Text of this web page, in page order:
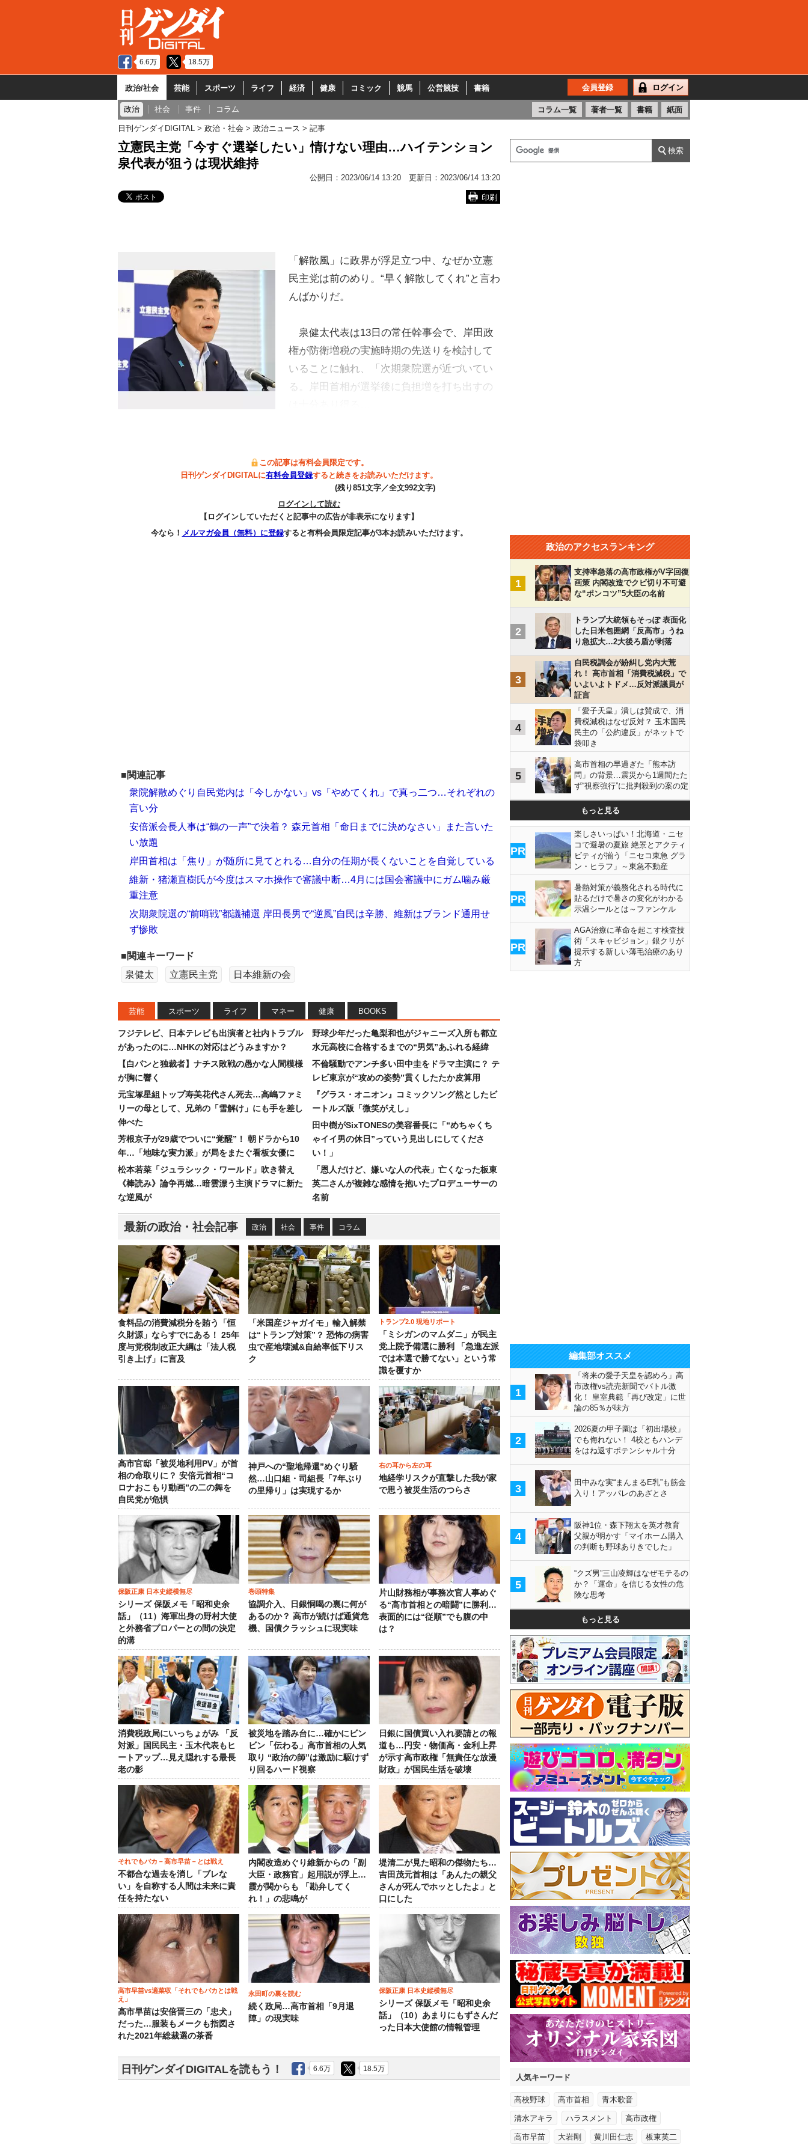
6.6万 18.5万
政治/社会 芸能 スポーツ ライフ 経済 健康 コミック 競馬 公営競技 書籍 会員登録 ログイン
政治 社会 事件 コラム コラム一覧 著者一覧 書籍 紙面
日刊ゲンダイDIGITAL 政治・社会 政治ニュース 記事
立憲民主党「今すぐ選挙したい」情けない理由…ハイテンション
泉代表が狙うは現状維持
公開日： 2023/06/14 13:20 更新日： 2023/06/14 13:20
印刷
「解散風」に政界が浮足立つ中、なぜか立憲
民主党は前のめり。“早く解散してくれ”と言わ
んばかりだ。
泉健太代表は13日の常任幹事会で、岸田政
権が防衛増税の実施時期の先送りを検討して
いることに触れ、「次期衆院選が近づいてい
る。岸田首相が選挙後に負担増を打ち出すの
この記事は有料会員限定です。
日刊ゲンダイDIGITALに有料会員登録すると続きをお読みいただけます。
(残り851文字／全文992文字)
ログインして読む
【ログインしていただくと記事中の広告が非表示になります】
今なら！ メルマガ会員（無料）に登録すると有料会員限定記事が3本お読みいただけます。
■関連記事
衆院解散めぐり自民党内は「今しかない」vs「やめてくれ」で真っ二つ…それぞれの
言い分
安倍派会長人事は“鶴の一声”で決着？ 森元首相「命日までに決めなさい」また言いた
い放題
岸田首相は「焦り」が随所に見てとれる…自分の任期が長くないことを自覚している
維新・猪瀬直樹氏が今度はスマホ操作で審議中断…4月には国会審議中にガム噛み厳
重注意
次期衆院選の“前哨戦”都議補選 岸田長男で“逆風”自民は辛勝、維新はブランド通用せ
ず惨敗
■関連キーワード
泉健太
立憲民主党 日本維新の会
芸能 スポーツ ライフ マネー 健康 BOOKS
フジテレビ、日本テレビも出演者と社内トラブル
があったのに…NHKの対応はどうみますか？
【白パンと独裁者】ナチス敗戦の愚かな人間模様
が胸に響く
元宝塚星組トップ寿美花代さん死去…高嶋ファミ
リーの母として、兄弟の「雪解け」にも手を差し
伸べた
芳根京子が29歳でついに“覚醒”！ 朝ドラから10
年…「地味な実力派」が局をまたぐ看板女優に
松本若菜「ジュラシック・ワールド」吹き替え
《棒読み》論争再燃…暗雲漂う主演ドラマに新た
な逆風が
野球少年だった亀梨和也がジャニーズ入所も都立
水元高校に合格するまでの“男気”あふれる経緯
不倫騒動でアンチ多い田中圭をドラマ主演に？ テ
レビ東京が“攻めの姿勢”貫くしたたか皮算用
『グラス・オニオン』コミックソング然としたビ
ートルズ版「微笑がえし」
田中樹がSixTONESの美容番長に「“めちゃくち
ゃイイ男の休日”っていう見出しにしてくださ
い！」
「恩人だけど、嫌いな人の代表」亡くなった板東
英二さんが複雑な感情を抱いたプロデューサーの
名前
最新の政治・社会記事 政治 社会 事件 コラム
食料品の消費減税分を賄う「恒
久財源」ならすでにある！ 25年
度与党税制改正大綱は「法人税
引き上げ」に言及
「米国産ジャガイモ」輸入解禁
は“トランプ対策”？ 恐怖の病害
虫で産地壊滅&自給率低下リス
ク
トランプ2.0 現地リポート
「ミシガンのマムダニ」が民主
党上院予備選に勝利 「急進左派
では本選で勝てない」という常
識を覆すか
高市官邸「被災地利用PV」が首
相の命取りに？ 安倍元首相“コ
ロナおこもり動画”の二の舞を
自民党が危惧
神戸への“聖地帰還”めぐり騒
然…山口組・司組長「7年ぶり
の里帰り」は実現するか
右の耳から左の耳
地経学リスクが直撃した我が家
で思う被災生活のつらさ
保阪正康 日本史縦横無尽
シリーズ 保阪メモ「昭和史余
話」（11）海軍出身の野村大使
と外務省プロパーとの間の決定
的溝
巻頭特集
協調介入、日銀恫喝の裏に何が
あるのか？ 高市が続けば通貨危
機、国債クラッシュに現実味
片山財務相が事務次官人事めぐ
る“高市首相との暗闘”に勝利…
表面的には“従順”でも腹の中
は？
消費税政局にいっちょがみ 「反
対派」国民民主・玉木代表もヒ
ートアップ…見え隠れする最長
老の影
被災地を踏み台に…確かにビン
ビン「伝わる」高市首相の人気
取り “政治の師”は激励に駆けず
り回るハード視察
日銀に国債買い入れ要請との報
道も…円安・物価高・金利上昇
が示す高市政権「無責任な放漫
財政」が国民生活を破壊
それでもバカ－高市早苗－とは戦え
不都合な過去を消し「ブレな
い」を自称する人間は未来に責
任を持たない
内閣改造めぐり維新からの「副
大臣・政務官」起用説が浮上…
霞が関からも 「勘弁してく
れ！」の悲鳴が
堤清二が見た昭和の傑物たち…
吉田茂元首相は「あんたの親父
さんが死んでホッとしたよ」と
口にした
高市早苗vs適菜収「それでもバカとは戦
え」
高市早苗は安倍晋三の「忠犬」
だった…服装もメークも指図さ
れた2021年総裁選の茶番
永田町の裏を読む
続く政局…高市首相「9月退
陣」の現実味
保阪正康 日本史縦横無尽
シリーズ 保阪メモ「昭和史余
話」（10）あまりにもずさんだ
った日本大使館の情報管理
日刊ゲンダイDIGITALを読もう！ 6.6万 18.5万
政治のアクセスランキング
1
支持率急落の高市政権がV字回復
画策 内閣改造でクビ切り不可避
な“ポンコツ”5大臣の名前
2
トランプ大統領もそっぽ 表面化
した日米包囲網「反高市」うね
り急拡大…2大後ろ盾が剥落
3
自民税調会が紛糾し党内大荒
れ！ 高市首相「消費税減税」で
いよいよトドメ…反対派議員が
証言
4
「愛子天皇」潰しは賛成で、消
費税減税はなぜ反対？ 玉木国民
民主の「公約違反」がネットで
袋叩き
5
高市首相の早過ぎた「熊本訪
問」の背景…震災から1週間たた
ず“視察強行”に批判殺到の案の定
もっと見る
PR
楽しさいっぱい！北海道・ニセ
コで避暑の夏旅 絶景とアクティ
ビティが揃う「ニセコ東急 グラ
ン・ヒラフ」～東急不動産
PR
暑熱対策が義務化される時代に
貼るだけで暑さの変化がわかる
示温シールとは～ファンケル
PR
AGA治療に革命を起こす検査技
術「スキャビジョン」銀クリが
提示する新しい薄毛治療のあり
方
編集部オススメ
1
「将来の愛子天皇を認めろ」高
市政権vs読売新聞でバトル激
化！ 皇室典範「再び改定」に世
論の85％が味方
2
2026夏の甲子園は「初出場校」
でも侮れない！ 4校ともハンデ
をはね返すポテンシャル十分
3
田中みな実“まんまるE乳”も筋金
入り！アッパレのあざとさ
4
阪神1位・森下翔太を英才教育
父親が明かす「マイホーム購入
の判断も野球ありきでした」
5
“クズ男”三山凌輝はなぜモテるの
か？「運命」を信じる女性の危
険な思考
もっと見る
人気キーワード
高校野球 高市首相 青木歌音
清水アキラ ハラスメント 高市政権
高市早苗 大岩剛 黄川田仁志 板東英二